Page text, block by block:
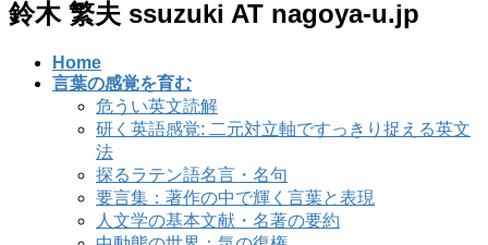
移
鈴木 繁夫 ssuzuki AT nagoya-u.jp
Home
言葉の感覚を育む
危うい英文読解
研く英語感覚: 二元対立軸ですっきり捉える英文
法
探るラテン語名言・名句
要言集：著作の中で輝く言葉と表現
人文学の基本文献・名著の要約